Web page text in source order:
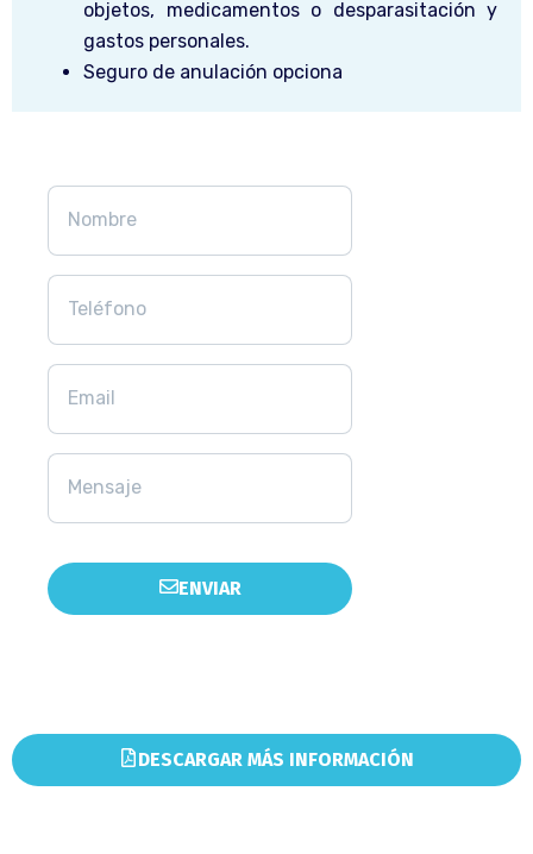
objetos, medicamentos o desparasitación y
gastos personales.
Seguro de anulación opciona
ENVIAR
DESCARGAR MÁS INFORMACIÓN